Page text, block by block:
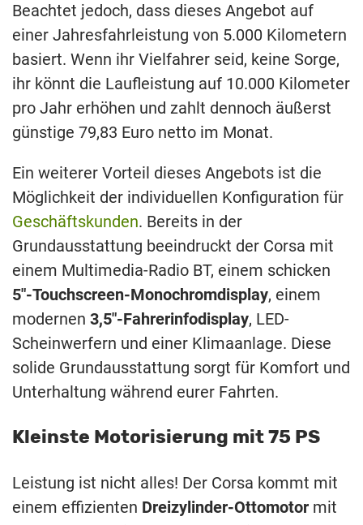
Beachtet jedoch, dass dieses Angebot auf
einer Jahresfahrleistung von 5.000 Kilometern
basiert. Wenn ihr Vielfahrer seid, keine Sorge,
ihr könnt die Laufleistung auf 10.000 Kilometer
pro Jahr erhöhen und zahlt dennoch äußerst
günstige 79,83 Euro netto im Monat.
Ein weiterer Vorteil dieses Angebots ist die
Möglichkeit der individuellen Konfiguration für
Geschäftskunden. Bereits in der
Grundausstattung beeindruckt der Corsa mit
einem Multimedia-Radio BT, einem schicken
5″-Touchscreen-Monochromdisplay, einem
modernen 3,5″-Fahrerinfodisplay, LED-
Scheinwerfern und einer Klimaanlage. Diese
solide Grundausstattung sorgt für Komfort und
Unterhaltung während eurer Fahrten.
Kleinste Motorisierung mit 75 PS
Leistung ist nicht alles! Der Corsa kommt mit
einem effizienten Dreizylinder-Ottomotor mit